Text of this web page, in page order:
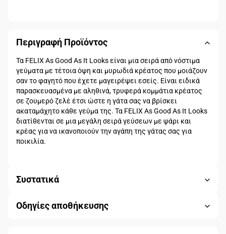
Περιγραφή Προϊόντος
Τα FELIX As Good As It Looks είναι μια σειρά από νόστιμα
γεύματα με τέτοια όψη και μυρωδιά κρέατος που μοιάζουν
σαν το φαγητό που έχετε μαγειρέψει εσείς. Είναι ειδικά
παρασκευασμένα με αληθινά, τρυφερά κομμάτια κρέατος
σε ζουμερό ζελέ έτσι ώστε η γάτα σας να βρίσκει
ακαταμάχητο κάθε γεύμα της. Τα FELIX As Good As It Looks
διατίθενται σε μια μεγάλη σειρά γεύσεων με ψάρι και
κρέας για να ικανοποιούν την αγάπη της γάτας σας για
ποικιλία.
Συστατικά
Οδηγίες αποθήκευσης